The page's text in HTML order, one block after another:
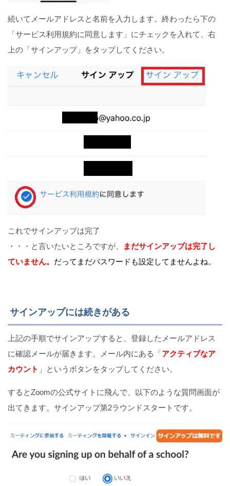
続いてメールアドレスと名前を入力します。終わったら下の
「サービス利用規約に同意します」にチェックを入れて、右
上の「サインアップ」をタップしてください。
これでサインアップは完了
・・・と言いたいところですが、
まだサインアップは完了し
ていません。 だってまだパスワードも設定してませんよね。
サインアップには続きがある
上記の手順でサインアップすると、登録したメールアドレス
に確認メールが届きます。メール内にある「アクティブなア
カウント 」というボタンをタップしてください。
するとZoomの公式サイトに飛んで、以下のような質問画面が
出てきます。サインアップ第2ラウンドスタートです。